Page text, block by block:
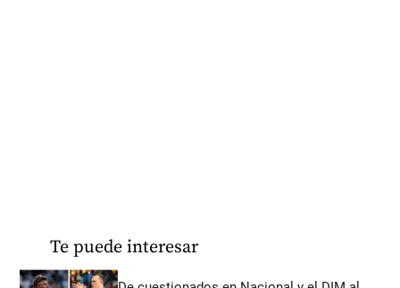
Te puede interesar